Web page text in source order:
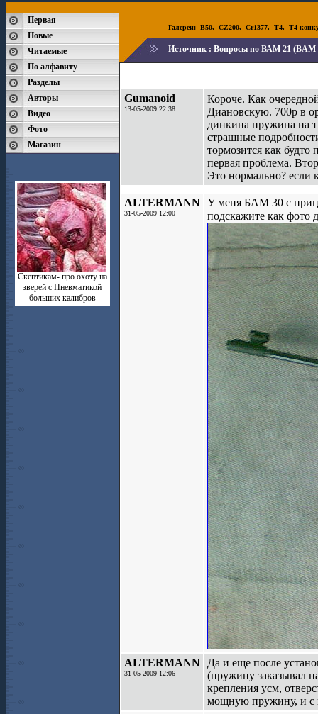
Первая
Новые
Читаемые
По алфавиту
Разделы
Авторы
Видео
Фото
Магазин
Скептикам- про охоту на
зверей с Пневматикой
больших калибров
Галереи: B50, CZ200, Cr1377, T4, T4
Источник : Вопросы по ВАМ 21 (BAM
Gumanoid
13-05-2009 22:38
Короче. Как
Диановскую. 700р в
динкина пружина на
страшные
тормозится как будто
первая проблема.
Это нормально? если
ALTERMANN
31-05-2009 12:00
У меня БАМ 30 с
подскажите как фото
ALTERMANN
31-05-2009 12:06
Да и еще после
(пружину заказывал
крепления усм,
мощную пружину, и с